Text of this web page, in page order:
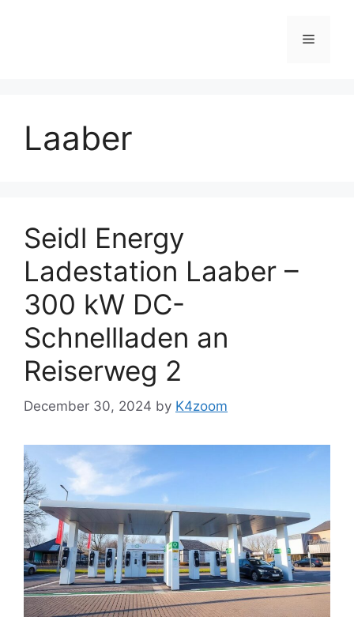
Menu
Laaber
Seidl Energy
Ladestation Laaber –
300 kW DC-
Schnellladen an
Reiserweg 2
December 30, 2024 by K4zoom